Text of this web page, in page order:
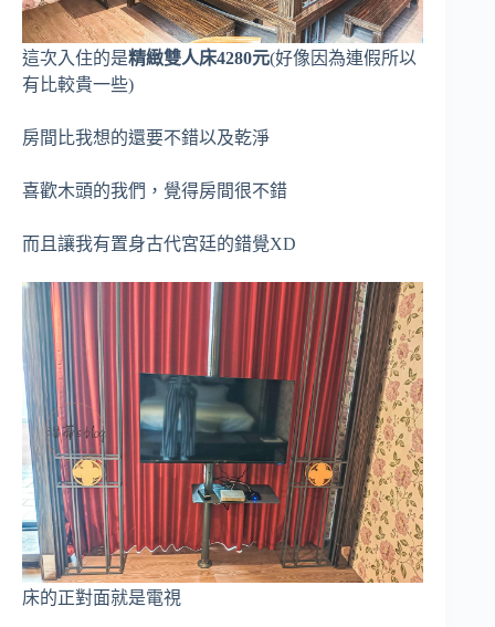
這次入住的是精緻雙人床4280元(好像因為連假所以
有比較貴一些)
房間比我想的還要不錯以及乾淨
喜歡木頭的我們，覺得房間很不錯
而且讓我有置身古代宮廷的錯覺XD
床的正對面就是電視